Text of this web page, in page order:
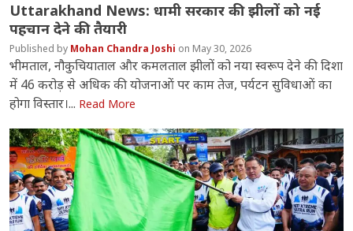
Uttarakhand News: धामी सरकार की झीलों को नई
पहचान देने की तैयारी
Mohan Chandra Joshi May 30, 2026
भीमताल, नौकुचियाताल और कमलताल झीलों को नया स्वरूप देने की दिशा
में 46 करोड़ से अधिक की योजनाओं पर काम तेज, पर्यटन सुविधाओं का
होगा विस्तार।... Read More